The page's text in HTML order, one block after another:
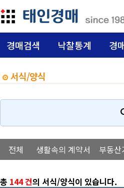
경매검색 낙찰통계 경
서식/양식
전체 생활속의 계약서 부동산
총 144 건의 서식/양식이 있습니다.